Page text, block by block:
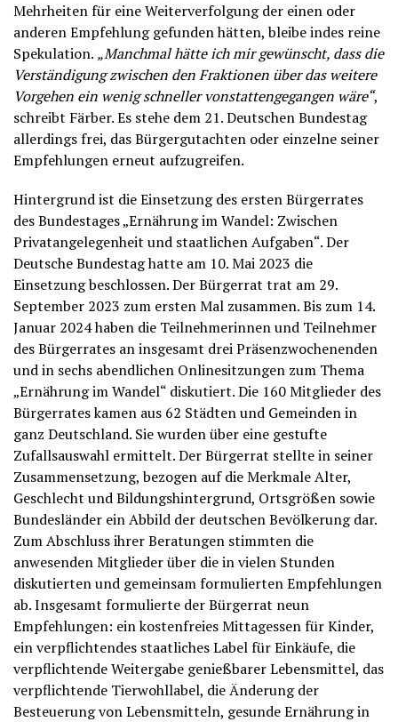
Mehrheiten für eine Weiterverfolgung der einen oder
anderen Empfehlung gefunden hätten, bleibe indes reine
Spekulation. „Manchmal hätte ich mir gewünscht, dass die
Verständigung zwischen den Fraktionen über das weitere
Vorgehen ein wenig schneller vonstattengegangen wäre“,
schreibt Färber. Es stehe dem 21. Deutschen Bundestag
allerdings frei, das Bürgergutachten oder einzelne seiner
Empfehlungen erneut aufzugreifen.
Hintergrund ist die Einsetzung des ersten Bürgerrates
des Bundestages „Ernährung im Wandel: Zwischen
Privatangelegenheit und staatlichen Aufgaben“. Der
Deutsche Bundestag hatte am 10. Mai 2023 die
Einsetzung beschlossen. Der Bürgerrat trat am 29.
September 2023 zum ersten Mal zusammen. Bis zum 14.
Januar 2024 haben die Teilnehmerinnen und Teilnehmer
des Bürgerrates an insgesamt drei Präsenzwochenenden
und in sechs abendlichen Onlinesitzungen zum Thema
„Ernährung im Wandel“ diskutiert. Die 160 Mitglieder des
Bürgerrates kamen aus 62 Städten und Gemeinden in
ganz Deutschland. Sie wurden über eine gestufte
Zufallsauswahl ermittelt. Der Bürgerrat stellte in seiner
Zusammensetzung, bezogen auf die Merkmale Alter,
Geschlecht und Bildungshintergrund, Ortsgrößen sowie
Bundesländer ein Abbild der deutschen Bevölkerung dar.
Zum Abschluss ihrer Beratungen stimmten die
anwesenden Mitglieder über die in vielen Stunden
diskutierten und gemeinsam formulierten Empfehlungen
ab. Insgesamt formulierte der Bürgerrat neun
Empfehlungen: ein kostenfreies Mittagessen für Kinder,
ein verpflichtendes staatliches Label für Einkäufe, die
verpflichtende Weitergabe genießbarer Lebensmittel, das
verpflichtende Tierwohllabel, die Änderung der
Besteuerung von Lebensmitteln, gesunde Ernährung in